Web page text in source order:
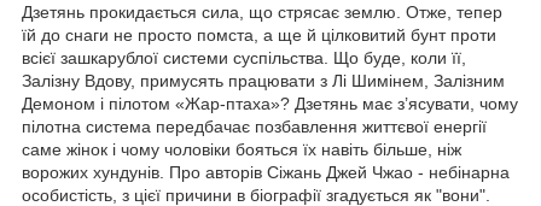
Дзетянь прокидається сила, що стрясає землю. Отже, тепер
їй до снаги не просто помста, а ще й цілковитий бунт проти
всієї зашкарублої системи суспільства. Що буде, коли її,
Залізну Вдову, примусять працювати з Лі Шимінем, Залізним
Демоном і пілотом «Жар-птаха»? Дзетянь має з’ясувати, чому
пілотна система передбачає позбавлення життєвої енергії
саме жінок і чому чоловіки бояться їх навіть більше, ніж
ворожих хундунів. Про авторів Сіжань Джей Чжао - небінарна
особистість, з цієї причини в біографії згадується як "вони".